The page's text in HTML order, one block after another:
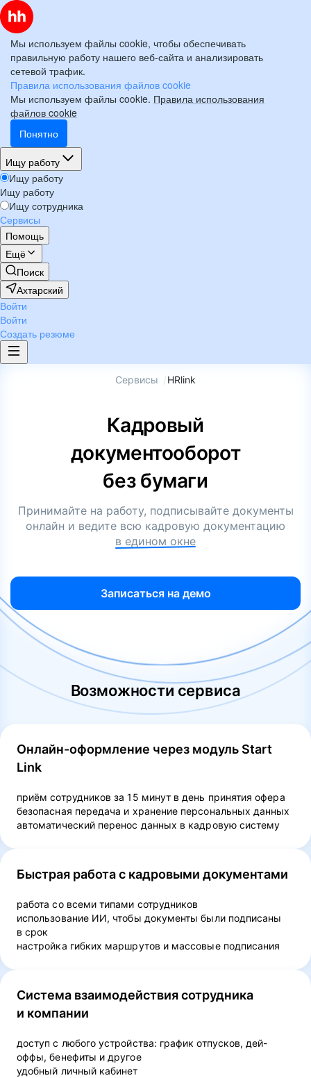
Мы используем файлы cookie, чтобы обеспечивать
правильную работу нашего веб-сайта и анализировать
сетевой трафик.
Правила использования файлов cookie
Мы используем файлы cookie. Правила использования
файлов cookie
Понятно
Ищу работу
Ищу работу
Ищу работу
Ищу сотрудника
Сервисы
Помощь
Ещё
Поиск
Ахтарский
Войти
Войти
Создать резюме
Сервисы /HRlink
Кадровый
документооборот
без бумаги
Принимайте на работу, подписывайте документы
онлайн и ведите всю кадровую документацию
в едином окне
Записаться на демо
Возможности сервиса
Онлайн-оформление через модуль Start
Link
приём сотрудников за 15 минут в день принятия офера
безопасная передача и хранение персональных данных
автоматический перенос данных в кадровую систему
Быстрая работа с кадровыми документами
работа со всеми типами сотрудников
использование ИИ, чтобы документы были подписаны
в срок
настройка гибких маршрутов и массовые подписания
Система взаимодействия сотрудника
и компании
доступ с любого устройства: график отпусков, дей-
оффы, бенефиты и другое
удобный личный кабинет